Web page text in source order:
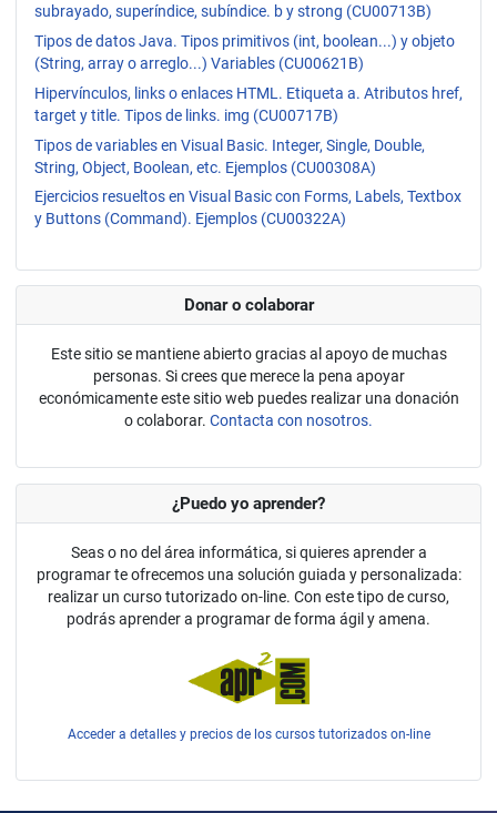
subrayado, superíndice, subíndice. b y strong (CU00713B)
Tipos de datos Java. Tipos primitivos (int, boolean...) y objeto
(String, array o arreglo...) Variables (CU00621B)
Hipervínculos, links o enlaces HTML. Etiqueta a. Atributos href,
target y title. Tipos de links. img (CU00717B)
Tipos de variables en Visual Basic. Integer, Single, Double,
String, Object, Boolean, etc. Ejemplos (CU00308A)
Ejercicios resueltos en Visual Basic con Forms, Labels, Textbox
y Buttons (Command). Ejemplos (CU00322A)
Donar o colaborar
Este sitio se mantiene abierto gracias al apoyo de muchas
personas. Si crees que merece la pena apoyar
económicamente este sitio web puedes realizar una donación
o colaborar. Contacta con nosotros.
¿Puedo yo aprender?
Seas o no del área informática, si quieres aprender a
programar te ofrecemos una solución guiada y personalizada:
realizar un curso tutorizado on-line. Con este tipo de curso,
podrás aprender a programar de forma ágil y amena.
Acceder a detalles y precios de los cursos tutorizados on-line